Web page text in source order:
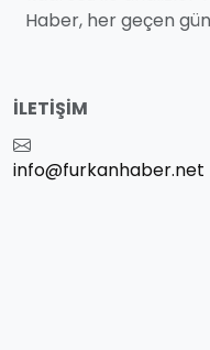
Haber, her geçen
İLETIŞIM
info@furkanhaber.net